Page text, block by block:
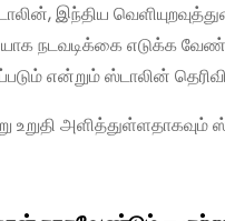
இந்திய
நடவடிக்கை எடுக்க
என்றும் ஸ்டாலின்
அளித்துள்ளதாகவும்